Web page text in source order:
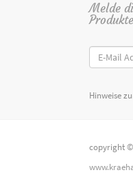
Melde
Hinweise
copyright ©